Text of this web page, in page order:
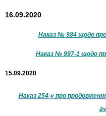
16.09.2020
Наказ № 984 щодо
Наказ № 997-1 щодо
15.09.2020
Наказ 254-у про